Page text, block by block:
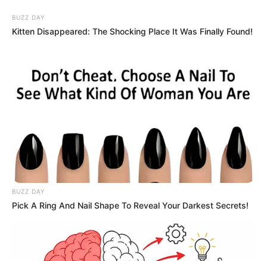
BUZZ DAY
Kitten Disappeared: The Shocking Place It Was Finally Found!
BUZZ DAY
Pick A Ring And Nail Shape To Reveal Your Darkest Secrets!